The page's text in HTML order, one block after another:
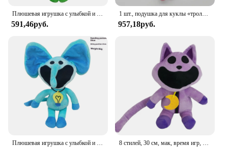
Плюшевая игрушка с улыбкой и животными, игра ужасов, кукла, ужасающий улыбающийся мак, мультяшная игра, мягкие мягкие игрушки, украшение комнаты, подарок для ребенка
591,46руб.
1 шт., подушка для куклы «тролли»
957,18руб.
Плюшевая игрушка с улыбкой и животными, игра ужасов, кукла, ужасающий улыбающийся мак, мультяшная игра, мягкие мягкие игрушки, украшение комнаты, подарок для ребенка 8 стилей, 30 см, мак, время игр, милые плюшевые подушки, игрушки, кукла, плюшевая кукла, аниме, плюшевые детские игрушки, украшения для комнаты, подарки для детей